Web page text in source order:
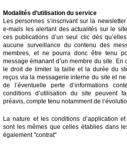
Modalités d’utilisation du service
Les personnes s’inscrivant sur la
e-mails les alertant des actualités sur le
ces publications d’un seul clic dès
aucune surveillance du contenu des
membres, et ne pourra donc être tenu
message émanant d’un membre du site.
le droit de limiter la taille et la durée du
reçus via la messagerie interne du site et
de l’éventuelle perte d’informations
conditions d’utilisation du site peuvent
préavis, compte tenu notamment de
La nature et les conditions d’application
sont les mêmes que celles établies dans
également "contrat"